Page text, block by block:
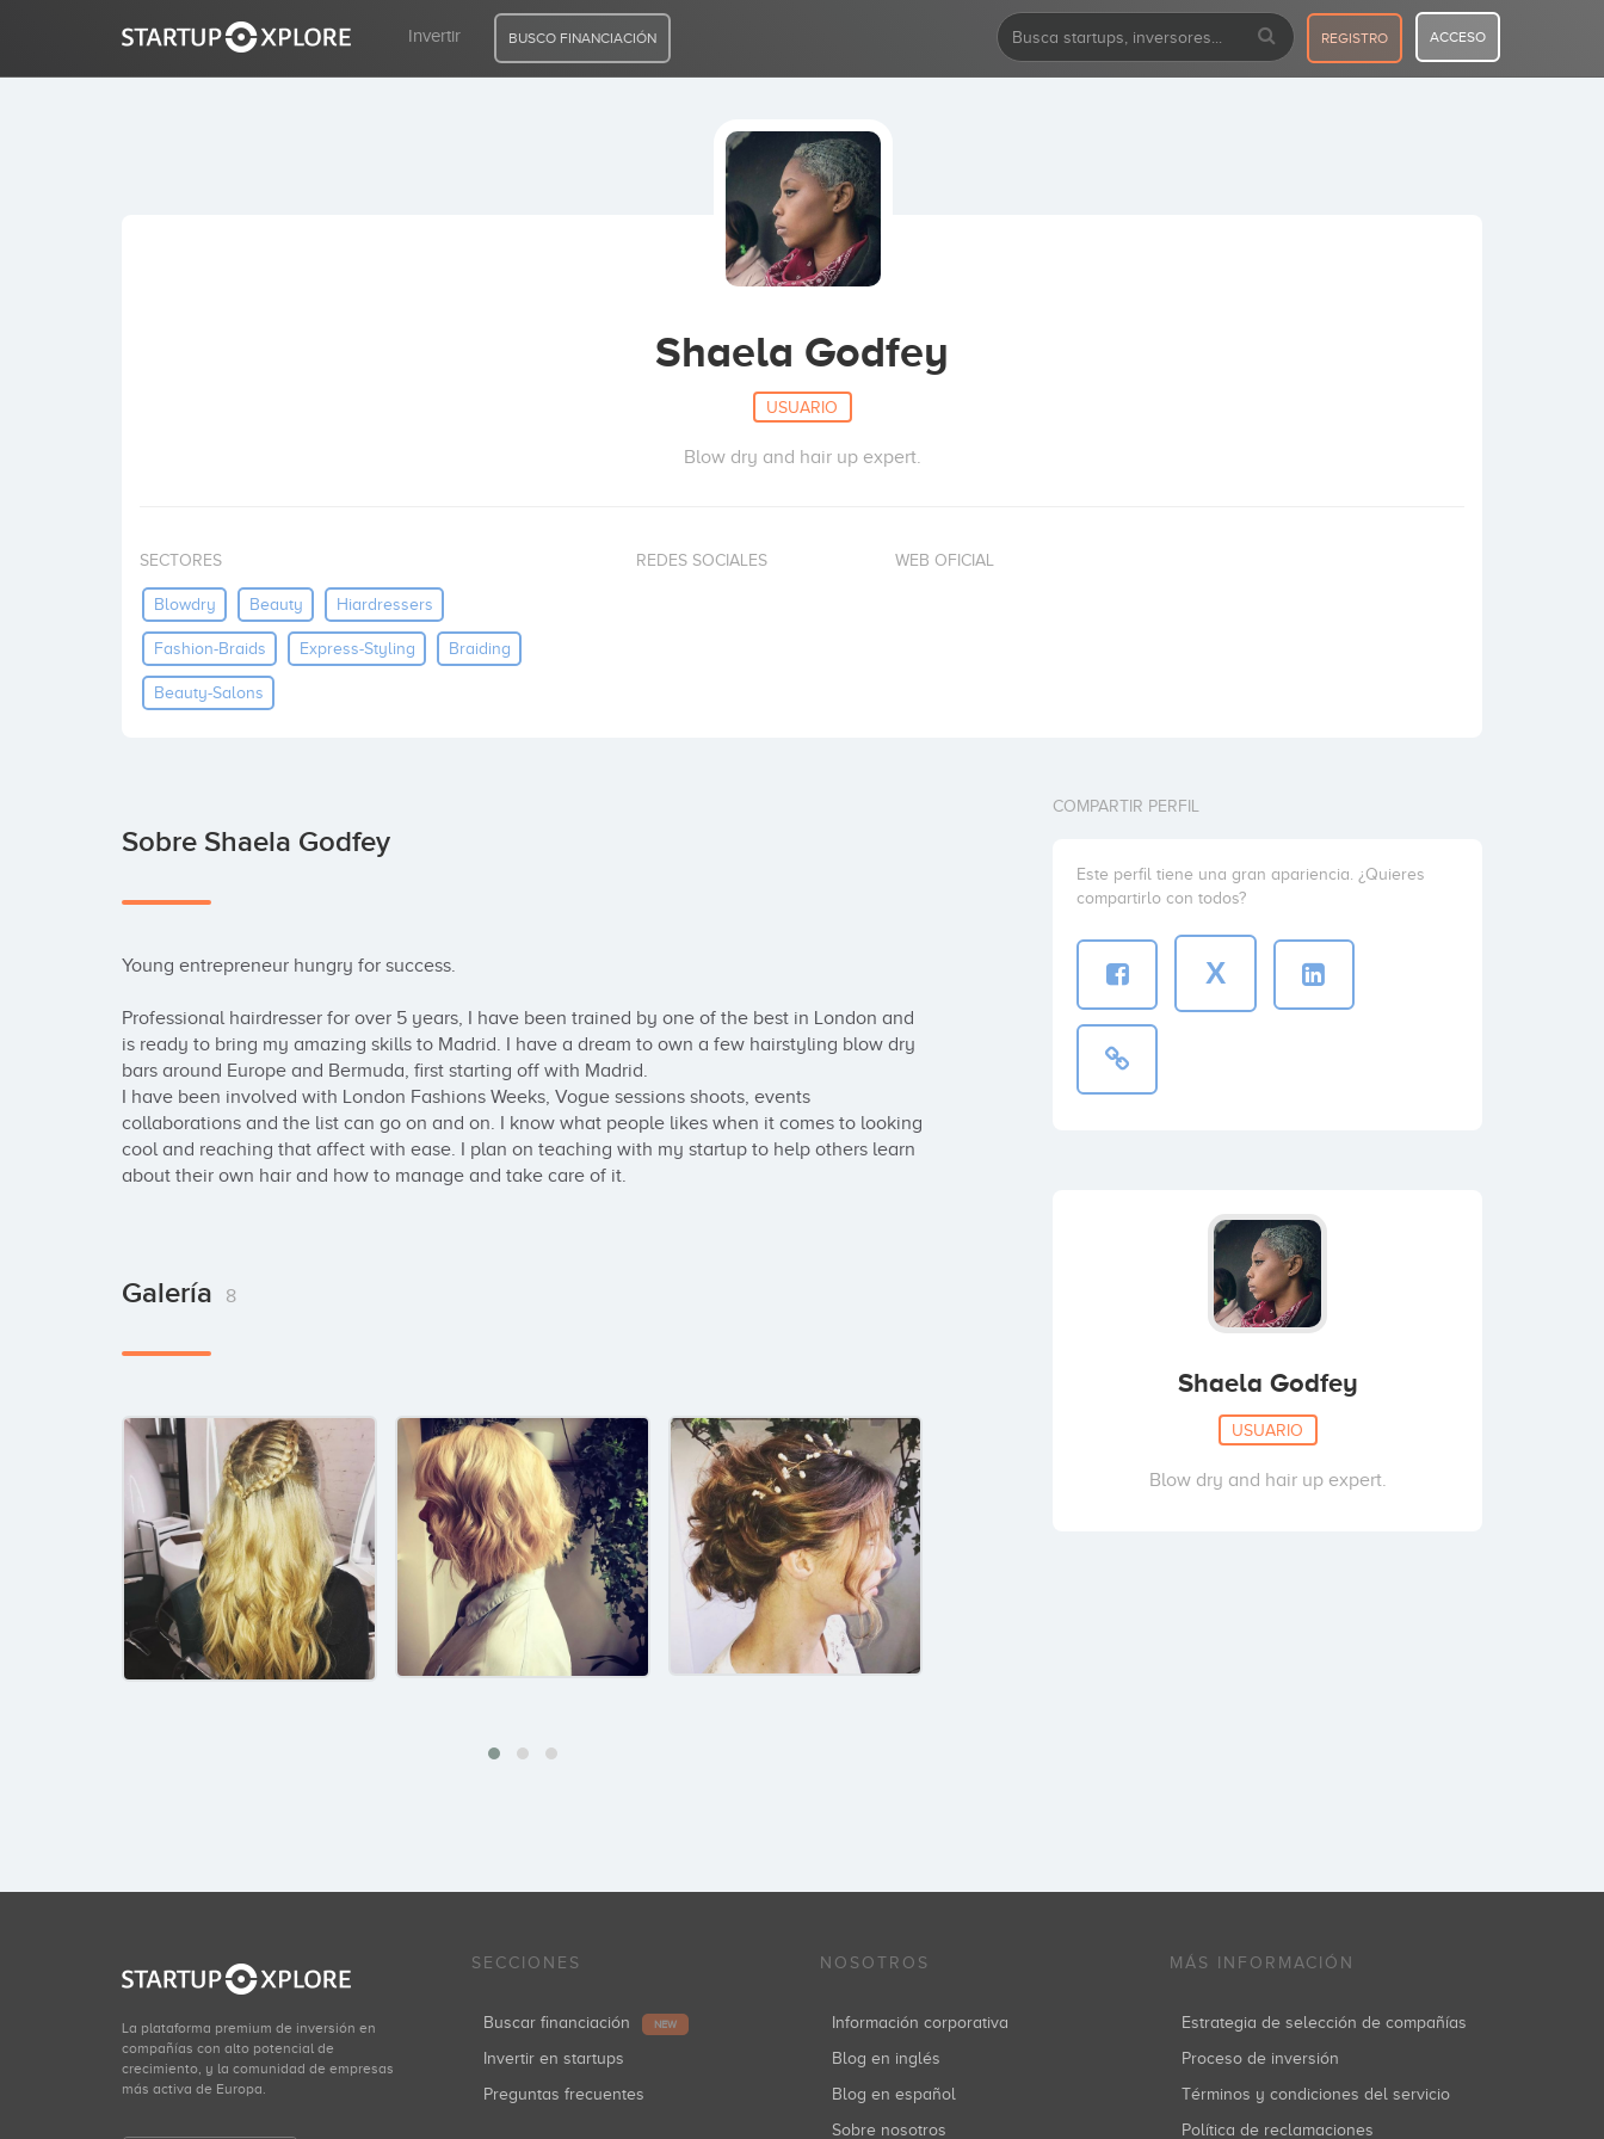
Invertir BUSCO FINANCIACIÓN REGISTRO ACCESO
Shaela Godfey
USUARIO
Blow dry and hair up expert.
SECTORES
Blowdry Beauty Hiardressers
Fashion-Braids Express-Styling Braiding
Beauty-Salons
REDES SOCIALES WEB OFICIAL
Sobre Shaela Godfey
Young entrepreneur hungry for success.
Professional hairdresser for over 5 years, I have been trained by one of the best in London and
is ready to bring my amazing skills to Madrid. I have a dream to own a few hairstyling blow dry
bars around Europe and Bermuda, first starting off with Madrid.
I have been involved with London Fashions Weeks, Vogue sessions shoots, events
collaborations and the list can go on and on. I know what people likes when it comes to looking
cool and reaching that affect with ease. I plan on teaching with my startup to help others learn
about their own hair and how to manage and take care of it.
Galería 8
COMPARTIR PERFIL
Este perfil tiene una gran apariencia. ¿Quieres
compartirlo con todos?
X
Shaela Godfey
USUARIO
Blow dry and hair up expert.
La plataforma premium de inversión en
compañías con alto potencial de
crecimiento, y la comunidad de empresas
más activa de Europa.
SECCIONES
Buscar financiación NEW
Invertir en startups
Preguntas frecuentes
NOSOTROS
Información corporativa
Blog en inglés
Blog en español
Sobre nosotros
MÁS INFORMACIÓN
Estrategia de selección de compañías
Proceso de inversión
Términos y condiciones del servicio
Política de reclamaciones